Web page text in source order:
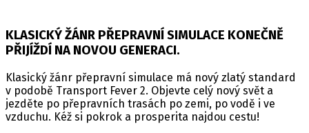
KLASICKÝ ŽÁNR PŘEPRAVNÍ SIMULACE KONEČNĚ
PŘIJÍŽDÍ NA NOVOU GENERACI.
Klasický žánr přepravní simulace má nový zlatý standard
v podobě Transport Fever 2. Objevte celý nový svět a
jezděte po přepravních trasách po zemi, po vodě i ve
vzduchu. Kéž si pokrok a prosperita najdou cestu!